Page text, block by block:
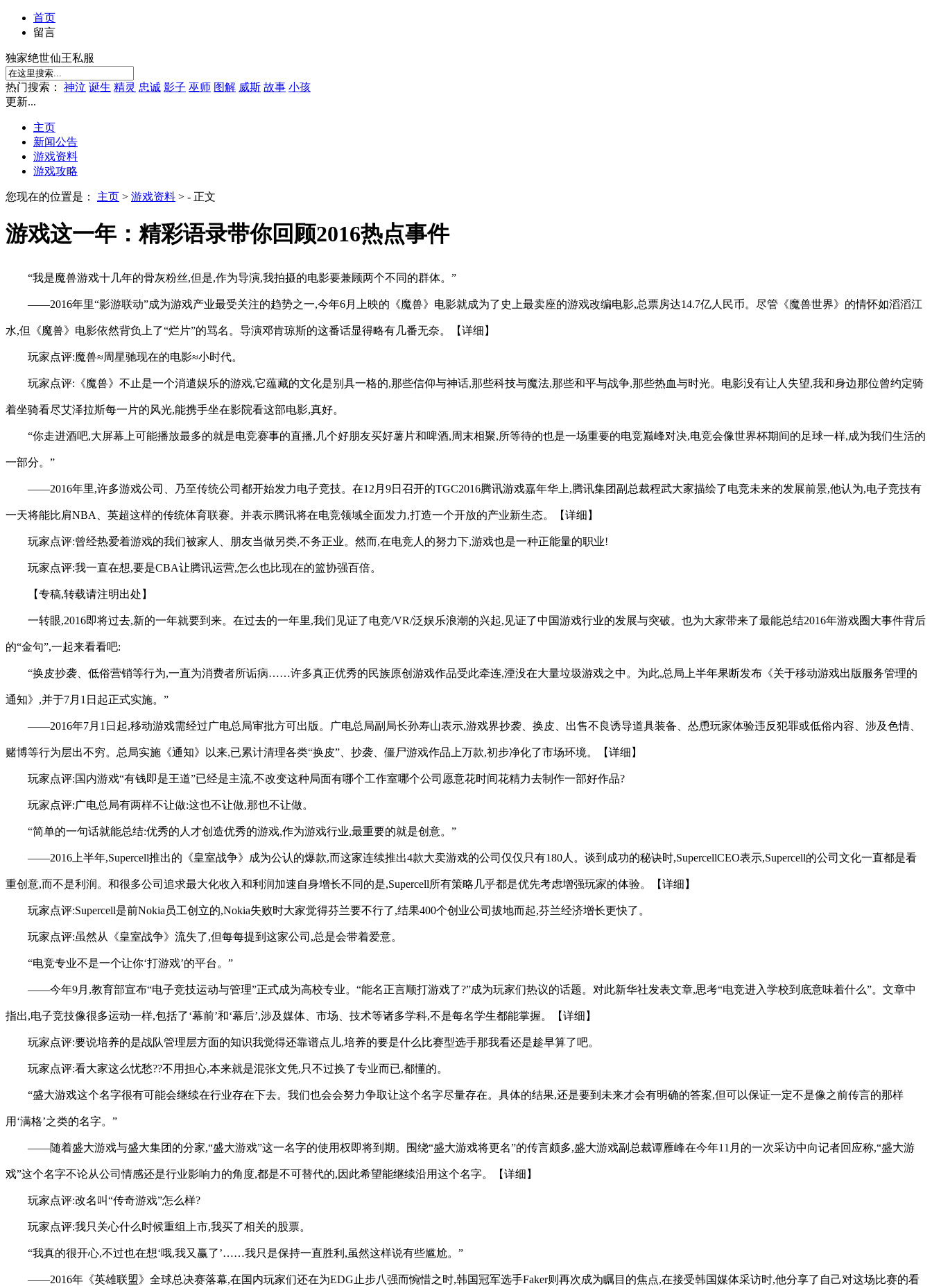
首页
留言
独家绝世仙王私服
热门搜索： 神泣 诞生 精灵 忠诚 影子 巫师 图解 威斯 故事 小孩
更新...
主页
新闻公告
游戏资料
游戏攻略
您现在的位置是： 主页 > 游戏资料 > - 正文
游戏这一年：精彩语录带你回顾2016热点事件
“我是魔兽游戏十几年的骨灰粉丝,但是,作为导演,我拍摄的电影要兼顾两个不同的群体。”
——2016年里“影游联动”成为游戏产业最受关注的趋势之一,今年6月上映的《魔兽》电影就成为了史上最卖座的游戏改编电影,总票房达14.7亿人民币。尽管《魔兽世界》的情怀如滔滔江
水,但《魔兽》电影依然背负上了“烂片”的骂名。导演邓肯琼斯的这番话显得略有几番无奈。【详细】
玩家点评:魔兽≈周星驰现在的电影≈小时代。
玩家点评:《魔兽》不止是一个消遣娱乐的游戏,它蕴藏的文化是别具一格的,那些信仰与神话,那些科技与魔法,那些和平与战争,那些热血与时光。电影没有让人失望,我和身边那位曾约定骑
着坐骑看尽艾泽拉斯每一片的风光,能携手坐在影院看这部电影,真好。
“你走进酒吧,大屏幕上可能播放最多的就是电竞赛事的直播,几个好朋友买好薯片和啤酒,周末相聚,所等待的也是一场重要的电竞巅峰对决,电竞会像世界杯期间的足球一样,成为我们生活的
一部分。”
——2016年里,许多游戏公司、乃至传统公司都开始发力电子竞技。在12月9日召开的TGC2016腾讯游戏嘉年华上,腾讯集团副总裁程武大家描绘了电竞未来的发展前景,他认为,电子竞技有
一天将能比肩NBA、英超这样的传统体育联赛。并表示腾讯将在电竞领域全面发力,打造一个开放的产业新生态。【详细】
玩家点评:曾经热爱着游戏的我们被家人、朋友当做另类,不务正业。然而,在电竞人的努力下,游戏也是一种正能量的职业!
玩家点评:我一直在想,要是CBA让腾讯运营,怎么也比现在的篮协强百倍。
【专稿,转载请注明出处】
一转眼,2016即将过去,新的一年就要到来。在过去的一年里,我们见证了电竞/VR/泛娱乐浪潮的兴起,见证了中国游戏行业的发展与突破。也为大家带来了最能总结2016年游戏圈大事件背后
的“金句”,一起来看看吧:
“换皮抄袭、低俗营销等行为,一直为消费者所诟病……许多真正优秀的民族原创游戏作品受此牵连,湮没在大量垃圾游戏之中。为此,总局上半年果断发布《关于移动游戏出版服务管理的
通知》,并于7月1日起正式实施。”
——2016年7月1日起,移动游戏需经过广电总局审批方可出版。广电总局副局长孙寿山表示,游戏界抄袭、换皮、出售不良诱导道具装备、怂恿玩家体验违反犯罪或低俗内容、涉及色情、
赌博等行为层出不穷。总局实施《通知》以来,已累计清理各类“换皮”、抄袭、僵尸游戏作品上万款,初步净化了市场环境。【详细】
玩家点评:国内游戏“有钱即是王道”已经是主流,不改变这种局面有哪个工作室哪个公司愿意花时间花精力去制作一部好作品?
玩家点评:广电总局有两样不让做:这也不让做,那也不让做。
“简单的一句话就能总结:优秀的人才创造优秀的游戏,作为游戏行业,最重要的就是创意。”
——2016上半年,Supercell推出的《皇室战争》成为公认的爆款,而这家连续推出4款大卖游戏的公司仅仅只有180人。谈到成功的秘诀时,SupercellCEO表示,Supercell的公司文化一直都是看
重创意,而不是利润。和很多公司追求最大化收入和利润加速自身增长不同的是,Supercell所有策略几乎都是优先考虑增强玩家的体验。【详细】
玩家点评:Supercell是前Nokia员工创立的,Nokia失败时大家觉得芬兰要不行了,结果400个创业公司拔地而起,芬兰经济增长更快了。
玩家点评:虽然从《皇室战争》流失了,但每每提到这家公司,总是会带着爱意。
“电竞专业不是一个让你‘打游戏’的平台。”
——今年9月,教育部宣布“电子竞技运动与管理”正式成为高校专业。“能名正言顺打游戏了?”成为玩家们热议的话题。对此新华社发表文章,思考“电竞进入学校到底意味着什么”。文章中
指出,电子竞技像很多运动一样,包括了‘幕前’和‘幕后’,涉及媒体、市场、技术等诸多学科,不是每名学生都能掌握。【详细】
玩家点评:要说培养的是战队管理层方面的知识我觉得还靠谱点儿,培养的要是什么比赛型选手那我看还是趁早算了吧。
玩家点评:看大家这么忧愁??不用担心,本来就是混张文凭,只不过换了专业而已,都懂的。
“盛大游戏这个名字很有可能会继续在行业存在下去。我们也会会努力争取让这个名字尽量存在。具体的结果,还是要到未来才会有明确的答案,但可以保证一定不是像之前传言的那样
用‘满格’之类的名字。”
——随着盛大游戏与盛大集团的分家,“盛大游戏”这一名字的使用权即将到期。围绕“盛大游戏将更名”的传言颇多,盛大游戏副总裁谭雁峰在今年11月的一次采访中向记者回应称,“盛大游
戏”这个名字不论从公司情感还是行业影响力的角度,都是不可替代的,因此希望能继续沿用这个名字。【详细】
玩家点评:改名叫“传奇游戏”怎么样?
玩家点评:我只关心什么时候重组上市,我买了相关的股票。
“我真的很开心,不过也在想‘哦,我又赢了’……我只是保持一直胜利,虽然这样说有些尴尬。”
——2016年《英雄联盟》全球总决赛落幕,在国内玩家们还在为EDG止步八强而惋惜之时,韩国冠军选手Faker则再次成为瞩目的焦点,在接受韩国媒体采访时,他分享了自己对这场比赛的看